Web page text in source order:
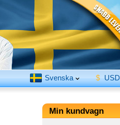
$ USD
Svenska
Min kundvagn